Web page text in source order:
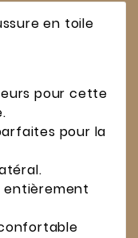
en toile
pour cette
pour la